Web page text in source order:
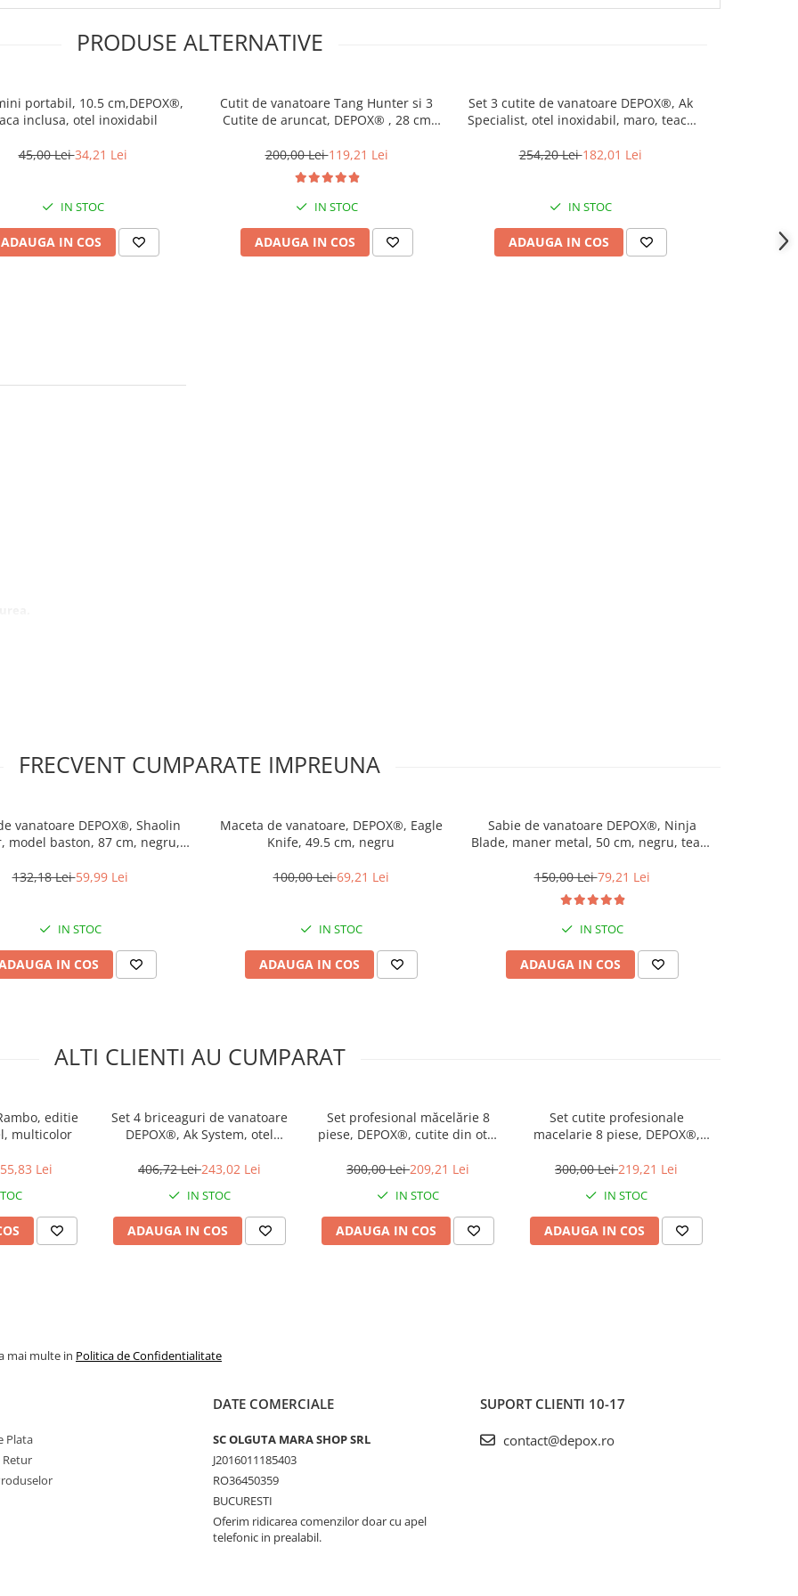
PRODUSE ALTERNATIVE
portabil, 10.5 cm,DEPOX®,
inclusa, otel inoxidabil
45,00 Lei34,21 Lei
IN STOC
ADAUGA IN COS
Cutit de vanatoare Tang Hunter si 3
Cutite de aruncat, DEPOX® , 28 cm
200,00 Lei119,21 Lei
IN STOC
ADAUGA IN COS
Set 3 cutite de vanatoare DEPOX®, Ak
Specialist, otel inoxidabil, maro, teaca
254,20 Lei182,01 Lei
IN STOC
ADAUGA IN COS
FRECVENT CUMPARATE IMPREUNA
vanatoare DEPOX®, Shaolin
model baston, 87 cm, negru,
132,18 Lei59,99 Lei
IN STOC
IN COS
Maceta de vanatoare, DEPOX®, Eagle
Knife, 49.5 cm, negru
100,00 Lei69,21 Lei
IN STOC
ADAUGA IN COS
Sabie de vanatoare DEPOX®, Ninja
Blade, maner metal, 50 cm, negru, teaca
150,00 Lei79,21 Lei
IN STOC
ADAUGA IN COS
ALTI CLIENTI AU CUMPARAT
editie
multicolor
Lei
Set 4 briceaguri de vanatoare
DEPOX®, Ak System, otel
406,72 Lei243,02 Lei
IN STOC
ADAUGA IN COS
Set profesional măcelărie 8
piese, DEPOX®, cutite din otel
dezosare și filetare, multicolor
300,00 Lei209,21 Lei
IN STOC
ADAUGA IN COS
Set cutite profesionale
macelarie 8 piese, DEPOX®,
300,00 Lei219,21 Lei
IN STOC
ADAUGA IN COS
mai multe in Politica de Confidentialitate
Plata
Retur
DATE COMERCIALE
SC OLGUTA MARA SHOP SRL
J2016011185403
RO36450359
BUCURESTI
Oferim ridicarea comenzilor doar cu apel
telefonic in prealabil.
SUPORT CLIENTI 10-17
contact@depox.ro